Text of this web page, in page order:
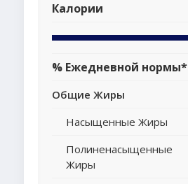
Калории
% Ежедневной нормы*
Общие Жиры
Насыщенные Жиры
Полиненасыщенные
Жиры